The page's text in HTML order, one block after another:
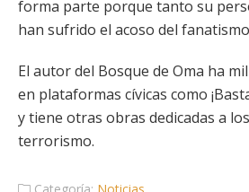
forma parte porque tanto su
han sufrido el acoso del
El autor del Bosque de Oma ha
en plataformas cívicas como
y tiene otras obras dedicadas a
terrorismo.